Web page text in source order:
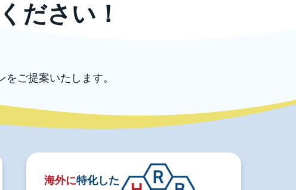
ださい！
ご提案いたします。
海外に特化した